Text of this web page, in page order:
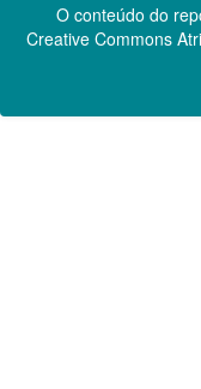
O conteúdo do
Creative Commons